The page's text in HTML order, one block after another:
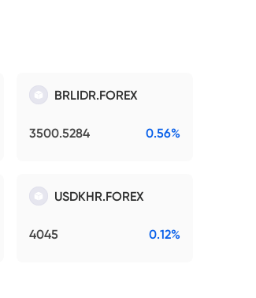
BRLIDR.FOREX
3500.5284 0.56%
USDKHR.FOREX
4045 0.12%